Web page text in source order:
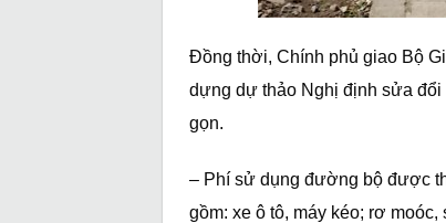
Đồng thời, Chính phủ giao Bộ
dựng dự thảo Nghị định sửa đổi
gọn.
– Phí sử dụng đường bộ được
gồm: xe ô tô, máy kéo; rơ